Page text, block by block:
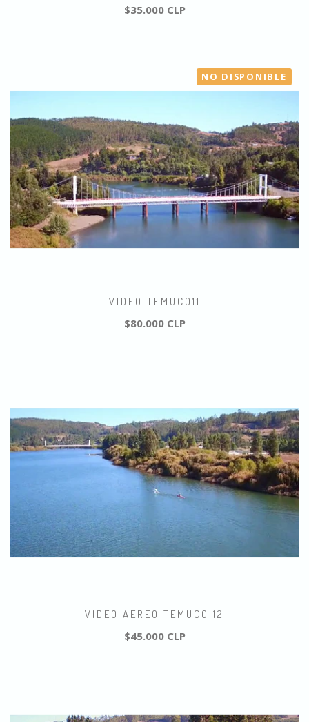
$35.000 CLP
NO DISPONIBLE
VIDEO TEMUCO11
$80.000 CLP
VIDEO AEREO TEMUCO 12
$45.000 CLP